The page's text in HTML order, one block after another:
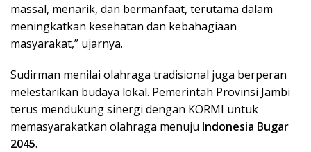
massal, menarik, dan bermanfaat, terutama dalam
meningkatkan kesehatan dan kebahagiaan
masyarakat,” ujarnya.
Sudirman menilai olahraga tradisional juga berperan
melestarikan budaya lokal. Pemerintah Provinsi Jambi
terus mendukung sinergi dengan KORMI untuk
memasyarakatkan olahraga menuju Indonesia Bugar
2045.